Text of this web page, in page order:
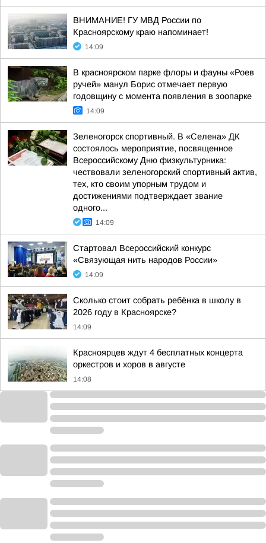
ВНИМАНИЕ! ГУ МВД России по
Красноярскому краю напоминает!
14:09
В красноярском парке флоры и фауны «Роев
ручей» манул Борис отмечает первую
годовщину с момента появления в зоопарке
14:09
Зеленогорск спортивный. В «Селена» ДК
состоялось мероприятие, посвященное
Всероссийскому Дню физкультурника:
чествовали зеленогорский спортивный актив,
тех, кто своим упорным трудом и
достижениями подтверждает звание
одного...
14:09
Стартовал Всероссийский конкурс
«Связующая нить народов России»
14:09
Сколько стоит собрать ребёнка в школу в
2026 году в Красноярске?
14:09
Красноярцев ждут 4 бесплатных концерта
оркестров и хоров в августе
14:08